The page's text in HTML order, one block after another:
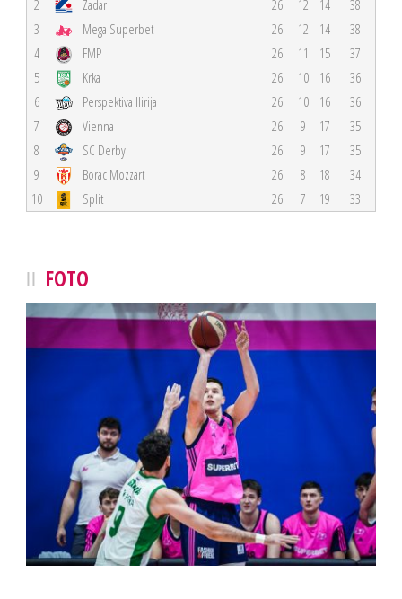
2
Zadar 26 12 14
38
3
Mega Superbet 26 12 14
38
4
FMP 26 11 15
37
5
Krka 26 10 16
36
6
Perspektiva Ilirija 26 10 16
36
7
Vienna 26 9 17
35
8
SC Derby 26 9 17
35
9
Borac Mozzart 26 8 18
34
10
Split 26 7 19 33
FOTO